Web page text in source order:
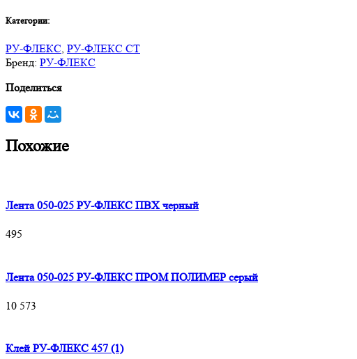
Категории:
РУ-ФЛЕКС, РУ-ФЛЕКС СТ
Бренд: РУ-ФЛЕКС
Поделиться
Похожие
Лента 050-025 РУ-ФЛЕКС ПВХ черный
495
Лента 050-025 РУ-ФЛЕКС ПРОМ ПОЛИМЕР серый
10 573
Клей РУ-ФЛЕКС 457 (1)